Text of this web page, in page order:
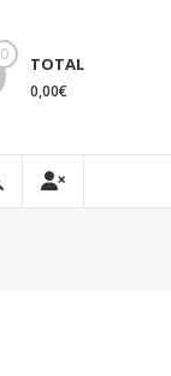
0 TOTAL
0,00€